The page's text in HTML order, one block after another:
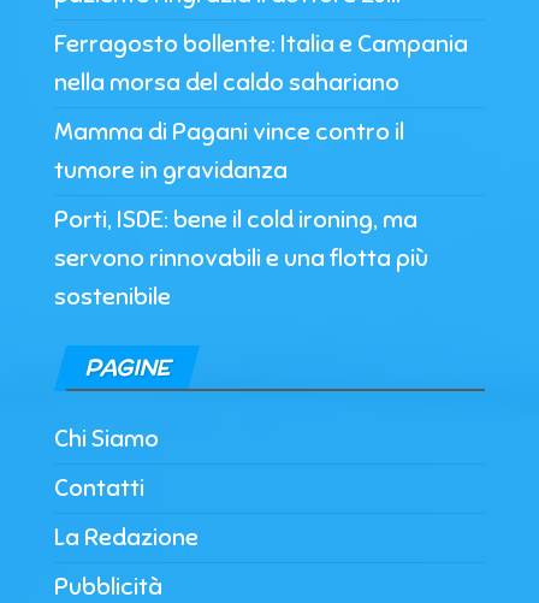
Ferragosto bollente: Italia e Campania
nella morsa del caldo sahariano
Mamma di Pagani vince contro il
tumore in gravidanza
Porti, ISDE: bene il cold ironing, ma
servono rinnovabili e una flotta più
sostenibile
PAGINE
Chi Siamo
Contatti
La Redazione
Pubblicità